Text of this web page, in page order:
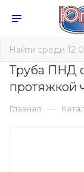
Труба ПНД
протяжкой
Главная —